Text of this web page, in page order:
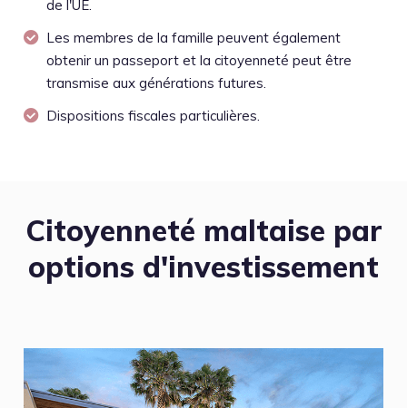
de l'UE.
Les membres de la famille peuvent également
obtenir un passeport et la citoyenneté peut être
transmise aux générations futures.
Dispositions fiscales particulières.
Citoyenneté maltaise par
options d'investissement